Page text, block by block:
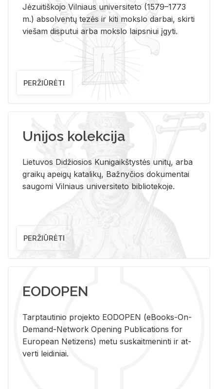
Jėzuitiškojo Vilniaus universiteto (1579–1773
m.) absolventų tezės ir kiti mokslo darbai, skirti
viešam disputui arba mokslo laipsniui įgyti.
PERŽIŪRĖTI
Unijos kolekcija
Lietuvos Didžiosios Kunigaikštystės unitų, arba
graikų apeigų katalikų, Bažnyčios dokumentai
saugomi Vilniaus universiteto bibliotekoje.
PERŽIŪRĖTI
EODOPEN
Tarp­tau­ti­nio pro­jek­to EO­DO­PEN (eBo­oks-On-
De­mand-Ne­twork Ope­ning Pub­li­ca­tions for
Eu­ro­pe­an Ne­ti­zens) metu su­skait­me­nin­ti ir at­
ver­ti lei­di­niai.